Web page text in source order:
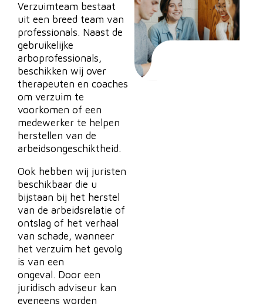
Verzuimteam bestaat
uit een breed team van
professionals. Naast de
gebruikelijke
arboprofessionals,
beschikken wij over
therapeuten en coaches
om verzuim te
voorkomen of een
medewerker te helpen
herstellen van de
arbeidsongeschiktheid.
Ook hebben wij juristen
beschikbaar die u
bijstaan bij het herstel
van de arbeidsrelatie of
ontslag of het verhaal
van schade, wanneer
het verzuim het gevolg
is van een
ongeval. Door een
juridisch adviseur kan
eveneens worden